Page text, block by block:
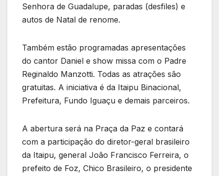
Senhora de Guadalupe, paradas (desfiles) e
autos de Natal de renome.
Também estão programadas apresentações
do cantor Daniel e show missa com o Padre
Reginaldo Manzotti. Todas as atrações são
gratuitas. A iniciativa é da Itaipu Binacional,
Prefeitura, Fundo Iguaçu e demais parceiros.
A abertura será na Praça da Paz e contará
com a participação do diretor-geral brasileiro
da Itaipu, general João Francisco Ferreira, o
prefeito de Foz, Chico Brasileiro, o presidente